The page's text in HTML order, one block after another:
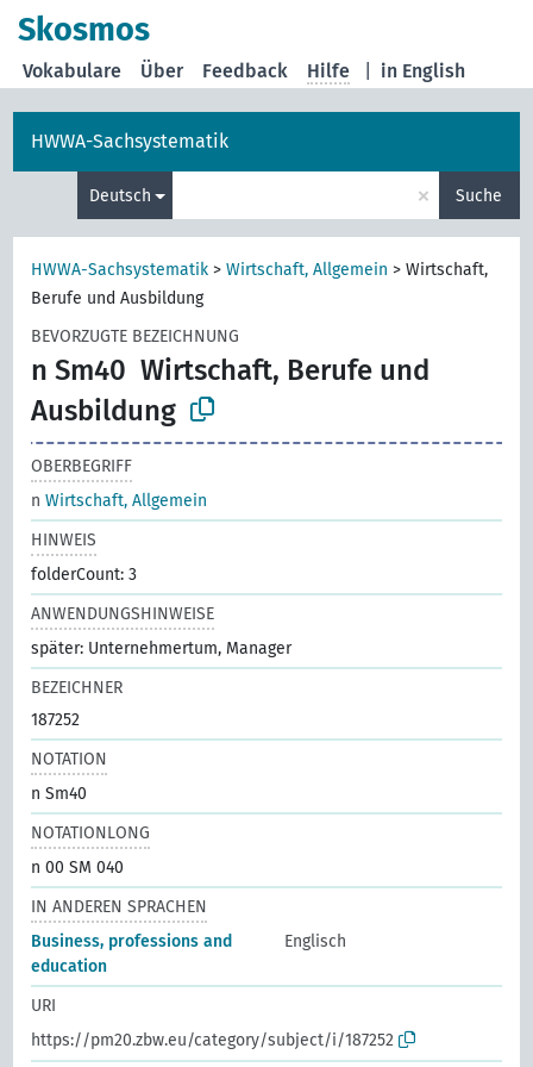
Skosmos
in English
Vokabulare Über Feedback Hilfe
HWWA-Sachsystematik
Deutsch × Suche
HWWA-Sachsystematik >Wirtschaft, Allgemein >Wirtschaft,
Berufe und Ausbildung
BEVORZUGTE BEZEICHNUNG
n Sm40 Wirtschaft, Berufe und
Ausbildung
OBERBEGRIFF
nWirtschaft, Allgemein
HINWEIS
folderCount: 3
ANWENDUNGSHINWEISE
später: Unternehmertum, Manager
BEZEICHNER
187252
NOTATION
n Sm40
NOTATIONLONG
n 00 SM 040
IN ANDEREN SPRACHEN
Business, professions and
education
Englisch
URI
https://pm20.zbw.eu/category/subject/i/187252